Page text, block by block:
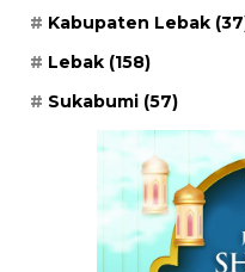
Kabupaten Lebak
Lebak (158)
Sukabumi (57)